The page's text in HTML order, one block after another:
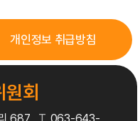
회
개인정보 취급방침